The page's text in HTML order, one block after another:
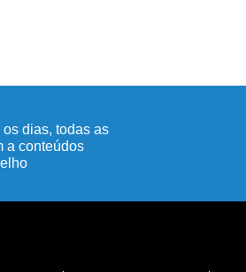
dias, todas as
a conteúdos